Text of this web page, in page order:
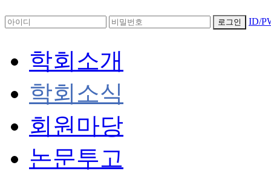
로그인 ID/
학회소개
학회소식
회원마당
논문투고